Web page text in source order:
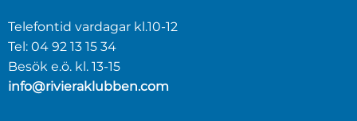
Telefontid vardagar kl.10-12
Tel: 04 92 13 15 34
Besök e.ö. kl. 13-15
info@rivieraklubben.com